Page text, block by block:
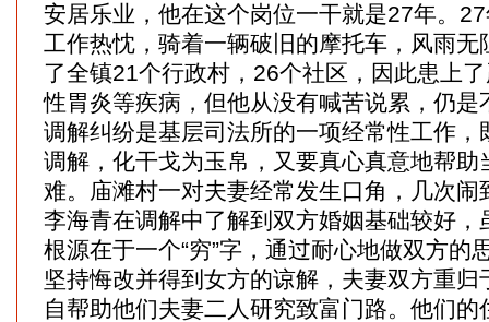
安居乐业，他在这个岗位一干就是27年。
工作热忱，骑着一辆破旧的摩托车，风雨无
了全镇21个行政村，26个社区，因此患上
性胃炎等疾病，但他从没有喊苦说累，仍是
调解纠纷是基层司法所的一项经常性工作，
调解，化干戈为玉帛，又要真心真意地帮助
难。庙滩村一对夫妻经常发生口角，几次闹
李海青在调解中了解到双方婚姻基础较好，
根源在于一个“穷”字，通过耐心地做双方的
坚持悔改并得到女方的谅解，夫妻双方重归
自帮助他们夫妻二人研究致富门路。他们的